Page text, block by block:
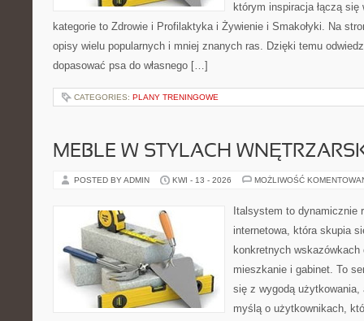
którym inspiracja łączą się
kategorie to Zdrowie i Profilaktyka i Żywienie i Smakołyki. Na
opisy wielu popularnych i mniej znanych ras. Dzięki temu
dopasować psa do własnego […]
CATEGORIES: PLANY TRENINGOWE
MEBLE W STYLACH
POSTED BY ADMIN KWI - 13 - 2026 MOŻLIWOŚĆ
Italsystem to dynamicznie
internetowa, która skupia
konkretnych
mieszkanie i gabinet. To
się z wygodą użytkowania,
myślą o użytkownikach,